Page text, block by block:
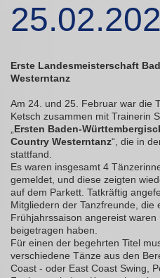
Erste Landesmeisterschaft
Westerntanz
Am 24. und 25. Februar war die
Ketsch zusammen mit Trainerin
Ersten Baden-
Country Westerntanz“, die in
stattfand.
Es waren insgesamt 4
gemeldet, und diese zeigten
auf dem Parkett. Tatkräftig
Mitgliedern der Tanzfreunde,
Frühjahrssaison angereist
beigetragen haben.
Für einen der begehrten Titel
verschiedene Tänze aus den
Coast - oder East Coast Swing,